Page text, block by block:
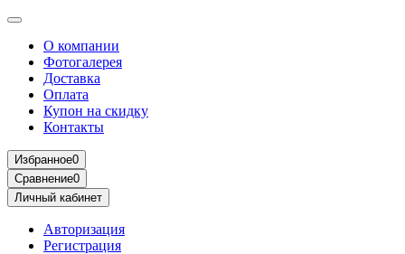
О компании
Фотогалерея
Доставка
Оплата
Купон на скидку
Контакты
Избранное0
Сравнение0
Личный кабинет
Авторизация
Регистрация